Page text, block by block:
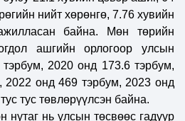
нийт хөрөнгө, 7.76 хувийн
байна. Мөн төрийн
ашгийн орлогоор улсын
2020 онд 173.6 тэрбум,
2022 онд 469 тэрбум, 2023 онд
тус төвлөрүүлсэн байна.
нутаг нь улсын төсвөөс гадуур